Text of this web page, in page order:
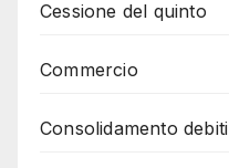
Cessione del quinto
Commercio
Consolidamento debiti